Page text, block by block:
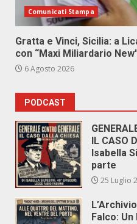
Comunicati Stampa
Gratta e Vinci, Sicilia: a
con “Maxi Miliardario
6 Agosto 2026
PODCAST
IL CASO
Isabella
parte
25 Luglio
Falco: